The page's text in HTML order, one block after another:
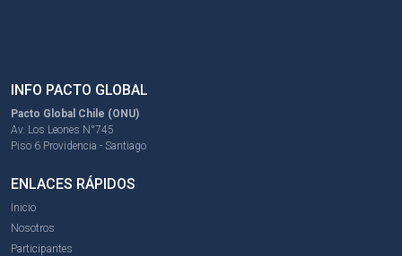
INFO PACTO GLOBAL
Pacto Global Chile (ONU)
Av. Los Leones N°745
Piso 6 Providencia - Santiago
ENLACES RÁPIDOS
Inicio
Nosotros
Participantes